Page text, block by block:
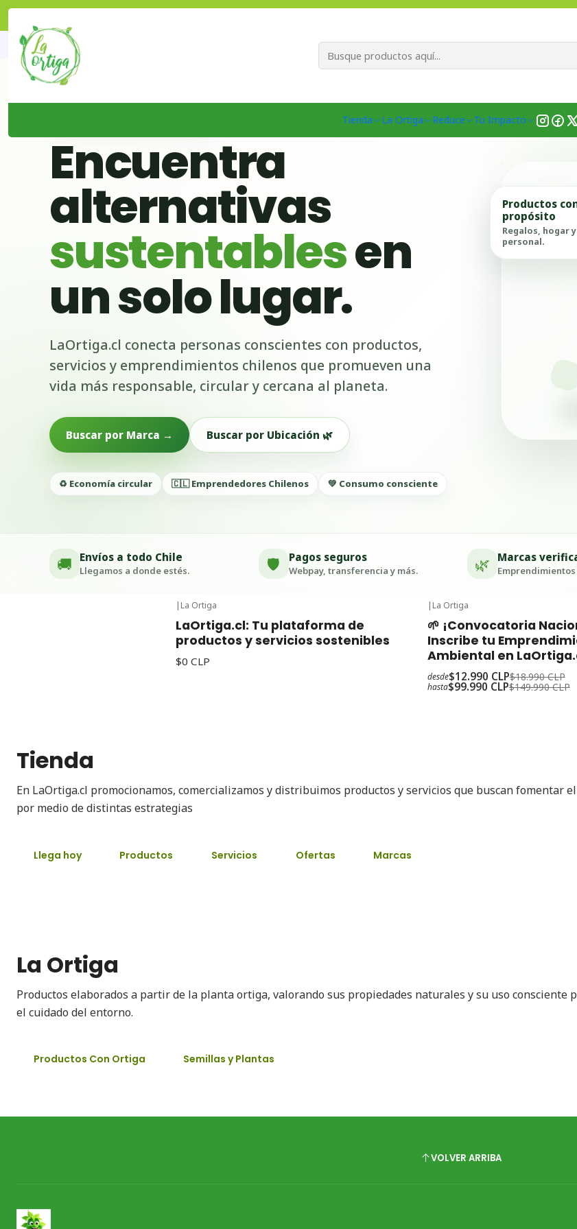
Tienda La Ortiga Reduce Tu Impacto
Inicio Ubicación Emprendedores Región de Ñuble
Encuentra
alternativas
sustentablesen
un solo lugar.
LaOrtiga.cl conecta personas conscientes con productos,
servicios y emprendimientos chilenos que promueven una
vida más responsable, circular y cercana al planeta.
Buscar por Marca → Buscar por Ubicación 🌿
♻️ Economía circular 🇨🇱 Emprendedores Chilenos 💚 Consumo consciente
Productos
propósito
Regalos, hogar
personal.
🚚 Envíos a todo Chile
Llegamos a donde estés. 🛡️ Pagos seguros
Webpay, transferencia y más. 🌿 Marcas
| La Ortiga
LaOrtiga.cl: Tu plataforma de
productos y servicios sostenibles
$0 CLP
| La Ortiga
🌱 ¡Convocatoria
Inscribe tu
Ambiental en
desde$12.990 CLP$18.990 CLP
hasta$99.990 CLP$149.990 CLP
Tienda
En LaOrtiga.cl promocionamos, comercializamos y distribuimos productos y servicios que buscan fomentar
por medio de distintas estrategias
Llega hoy Productos Servicios Ofertas Marcas
La Ortiga
Productos elaborados a partir de la planta ortiga, valorando sus propiedades naturales y su uso consciente
el cuidado del entorno.
Productos Con Ortiga Semillas y Plantas
VOLVER ARRIBA